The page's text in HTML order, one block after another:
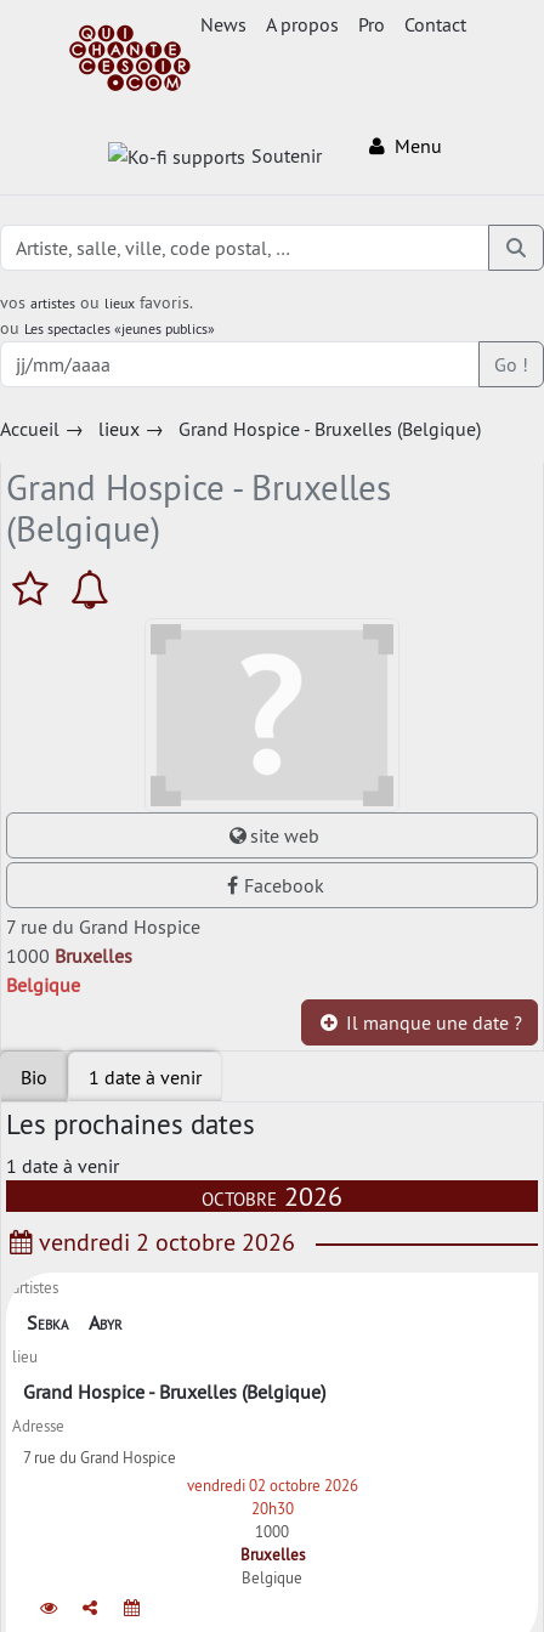
News A propos Pro Contact
Soutenir Menu
vos artistes ou lieux favoris.
ou Les spectacles «jeunes publics»
Go !
Accueil → lieux → Grand Hospice - Bruxelles (Belgique)
Grand Hospice - Bruxelles
(Belgique)
site web
Facebook
7 rue du Grand Hospice
1000 Bruxelles
Belgique
Il manque une date ?
Bio 1 date à venir
Les prochaines dates
1 date à venir
octobre 2026
vendredi 2 octobre 2026
artistes
Sebka Abyr
lieu
Grand Hospice - Bruxelles (Belgique)
Adresse
7 rue du Grand Hospice
vendredi 02 octobre 2026
20h30
1000
Bruxelles
Belgique